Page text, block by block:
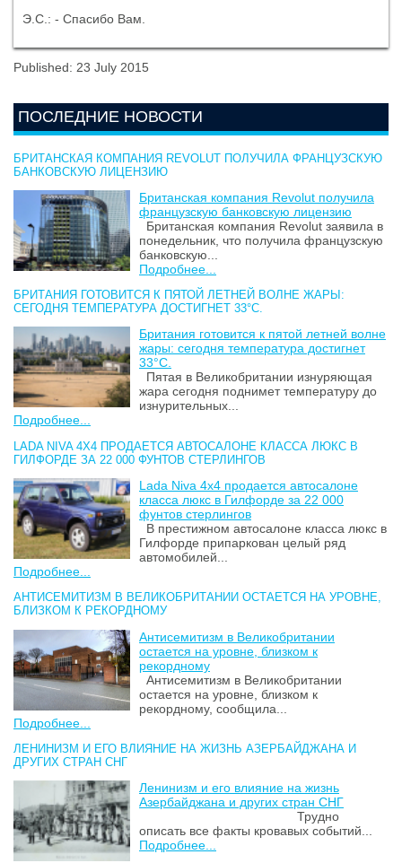
Э.С.: - Спасибо Вам.
Published: 23 July 2015
ПОСЛЕДНИЕ НОВОСТИ
БРИТАНСКАЯ КОМПАНИЯ REVOLUT ПОЛУЧИЛА ФРАНЦУЗСКУЮ
БАНКОВСКУЮ ЛИЦЕНЗИЮ
Британская компания Revolut получила
французскую банковскую лицензию
Британская компания Revolut заявила в
понедельник, что получила французскую
банковскую...
Подробнее...
БРИТАНИЯ ГОТОВИТСЯ К ПЯТОЙ ЛЕТНЕЙ ВОЛНЕ ЖАРЫ:
СЕГОДНЯ ТЕМПЕРАТУРА ДОСТИГНЕТ 33°C.
Британия готовится к пятой летней волне
жары: сегодня температура достигнет
33°C.
Пятая в Великобритании изнуряющая
жара сегодня поднимет температуру до
изнурительных...
Подробнее...
LADA NIVA 4X4 ПРОДАЕТСЯ АВТОСАЛОНЕ КЛАССА ЛЮКС В
ГИЛФОРДЕ ЗА 22 000 ФУНТОВ СТЕРЛИНГОВ
Lada Niva 4x4 продается автосалоне
класса люкс в Гилфорде за 22 000
фунтов стерлингов
В престижном автосалоне класса люкс в
Гилфорде припаркован целый ряд
автомобилей...
Подробнее...
АНТИСЕМИТИЗМ В ВЕЛИКОБРИТАНИИ ОСТАЕТСЯ НА УРОВНЕ,
БЛИЗКОМ К РЕКОРДНОМУ
Антисемитизм в Великобритании
остается на уровне, близком к
рекордному
Антисемитизм в Великобритании
остается на уровне, близком к
рекордному, сообщила...
Подробнее...
ЛЕНИНИЗМ И ЕГО ВЛИЯНИЕ НА ЖИЗНЬ АЗЕРБАЙДЖАНА И
ДРУГИХ СТРАН СНГ
Ленинизм и его влияние на жизнь
Азербайджана и других стран СНГ
Трудно
описать все факты кровавых событий...
Подробнее...